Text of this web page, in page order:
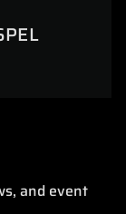
and event